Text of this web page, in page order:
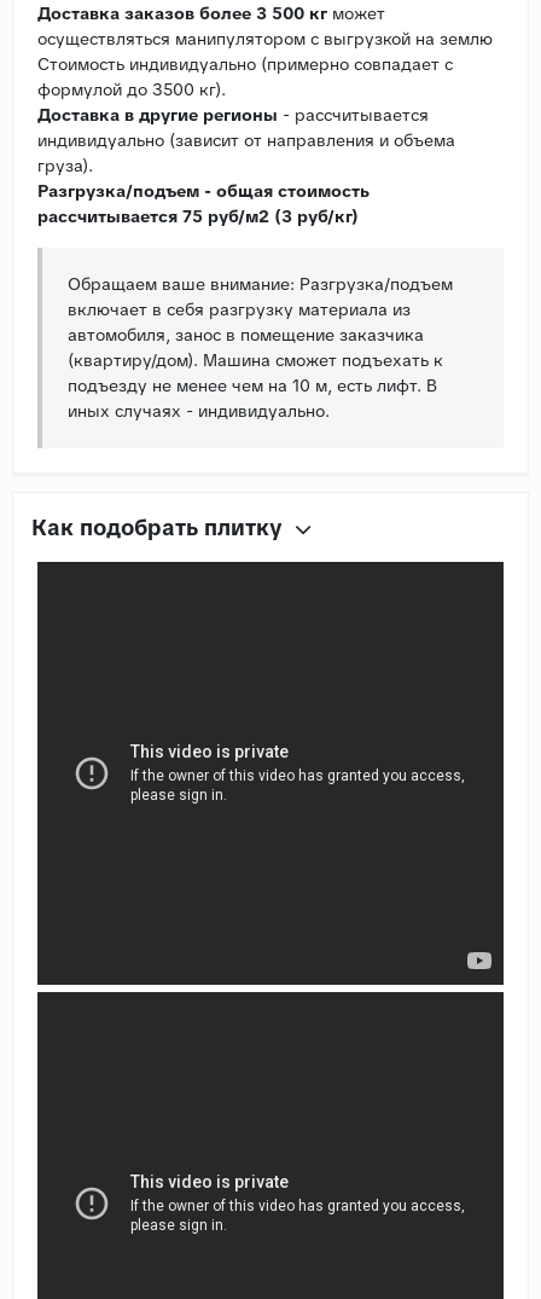
Доставка заказов более 3 500 кг может
осуществляться манипулятором с выгрузкой на землю
Стоимость индивидуально (примерно совпадает с
формулой до 3500 кг).
Доставка в другие регионы - рассчитывается
индивидуально (зависит от направления и объема
груза).
Разгрузка/подъем - общая стоимость
рассчитывается 75 руб/м2 (3 руб/кг)
Обращаем ваше внимание: Разгрузка/подъем
включает в себя разгрузку материала из
автомобиля, занос в помещение заказчика
(квартиру/дом). Машина сможет подъехать к
подъезду не менее чем на 10 м, есть лифт. В
иных случаях - индивидуально.
Как подобрать плитку